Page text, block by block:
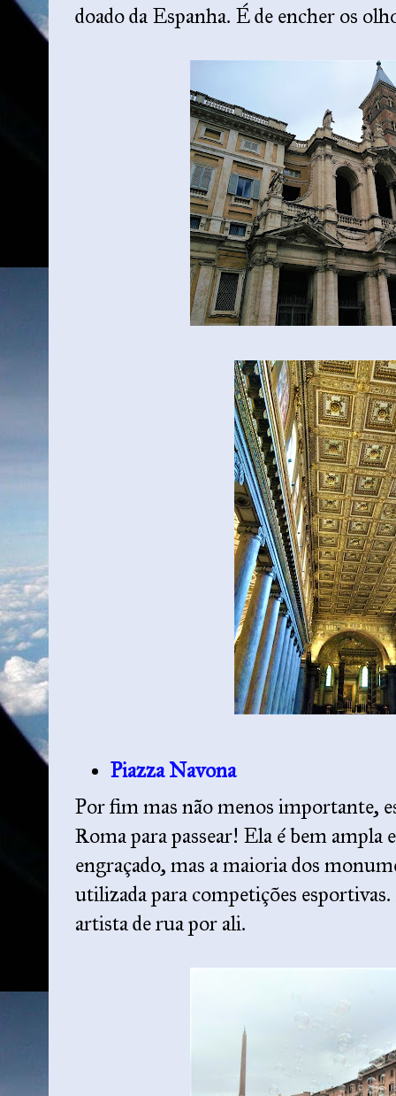
doado da Espanha. É de encher os
Piazza Navona
Por fim mas não menos importante,
Roma para passear! Ela é bem ampla
engraçado, mas a maioria dos
utilizada para competições
artista de rua por ali.